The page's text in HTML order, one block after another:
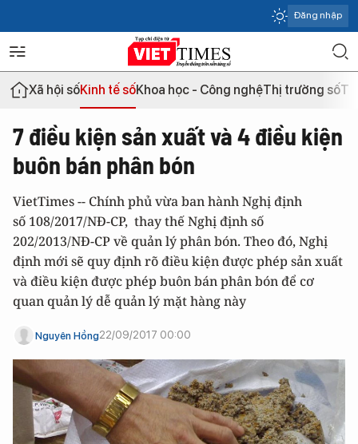
Đăng nhập
Xã hội sốKinh tế sốKhoa học - Công nghệThị trường số
7 điều kiện sản xuất và 4 điều kiện
buôn bán phân bón
VietTimes -- Chính phủ vừa ban hành Nghị định
số 108/2017/NĐ-CP, thay thế Nghị định số
202/2013/NĐ-CP về quản lý phân bón. Theo đó, Nghị
định mới sẽ quy định rõ điều kiện được phép sản xuất
và điều kiện được phép buôn bán phân bón để cơ
quan quản lý dễ quản lý mặt hàng này
Nguyên Hồng22/09/2017 00:00